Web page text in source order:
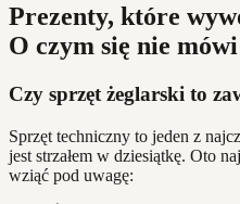
Prezenty, które
O czym się nie mówi
Czy sprzęt żeglarski to
Sprzęt techniczny to jeden z
jest strzałem w dziesiątkę. Oto
wziąć pod uwagę: